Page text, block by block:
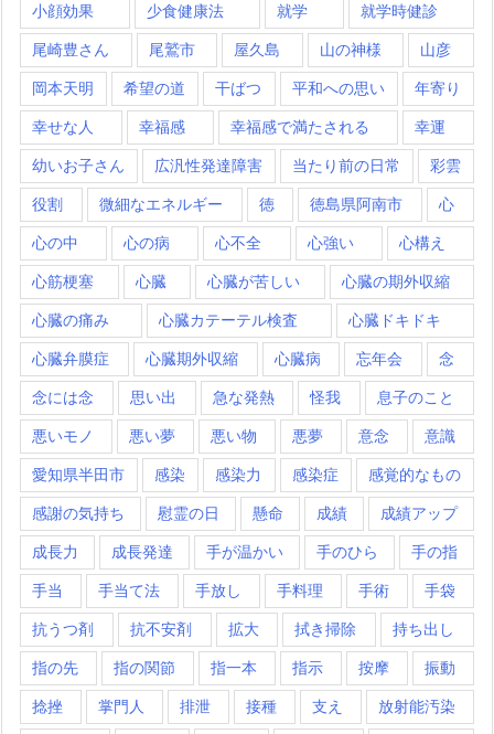
小顔効果 少食健康法 就学 就学時健診
尾崎豊さん 尾鷲市 屋久島 山の神様 山彦
岡本天明 希望の道 干ばつ 平和への思い 年寄り
幸せな人 幸福感 幸福感で満たされる 幸運
幼いお子さん 広汎性発達障害 当たり前の日常 彩雲
役割 微細なエネルギー 徳 徳島県阿南市 心
心の中 心の病 心不全 心強い 心構え
心筋梗塞 心臓 心臓が苦しい 心臓の期外収縮
心臓の痛み 心臓カテーテル検査 心臓ドキドキ
心臓弁膜症 心臓期外収縮 心臓病 忘年会 念
念には念 思い出 急な発熱 怪我 息子のこと
悪いモノ 悪い夢 悪い物 悪夢 意念 意識
愛知県半田市 感染 感染力 感染症 感覚的なもの
感謝の気持ち 慰霊の日 懸命 成績 成績アップ
成長力 成長発達 手が温かい 手のひら 手の指
手当 手当て法 手放し 手料理 手術 手袋
抗うつ剤 抗不安剤 拡大 拭き掃除 持ち出し
指の先 指の関節 指一本 指示 按摩 振動
捻挫 掌門人 排泄 接種 支え 放射能汚染